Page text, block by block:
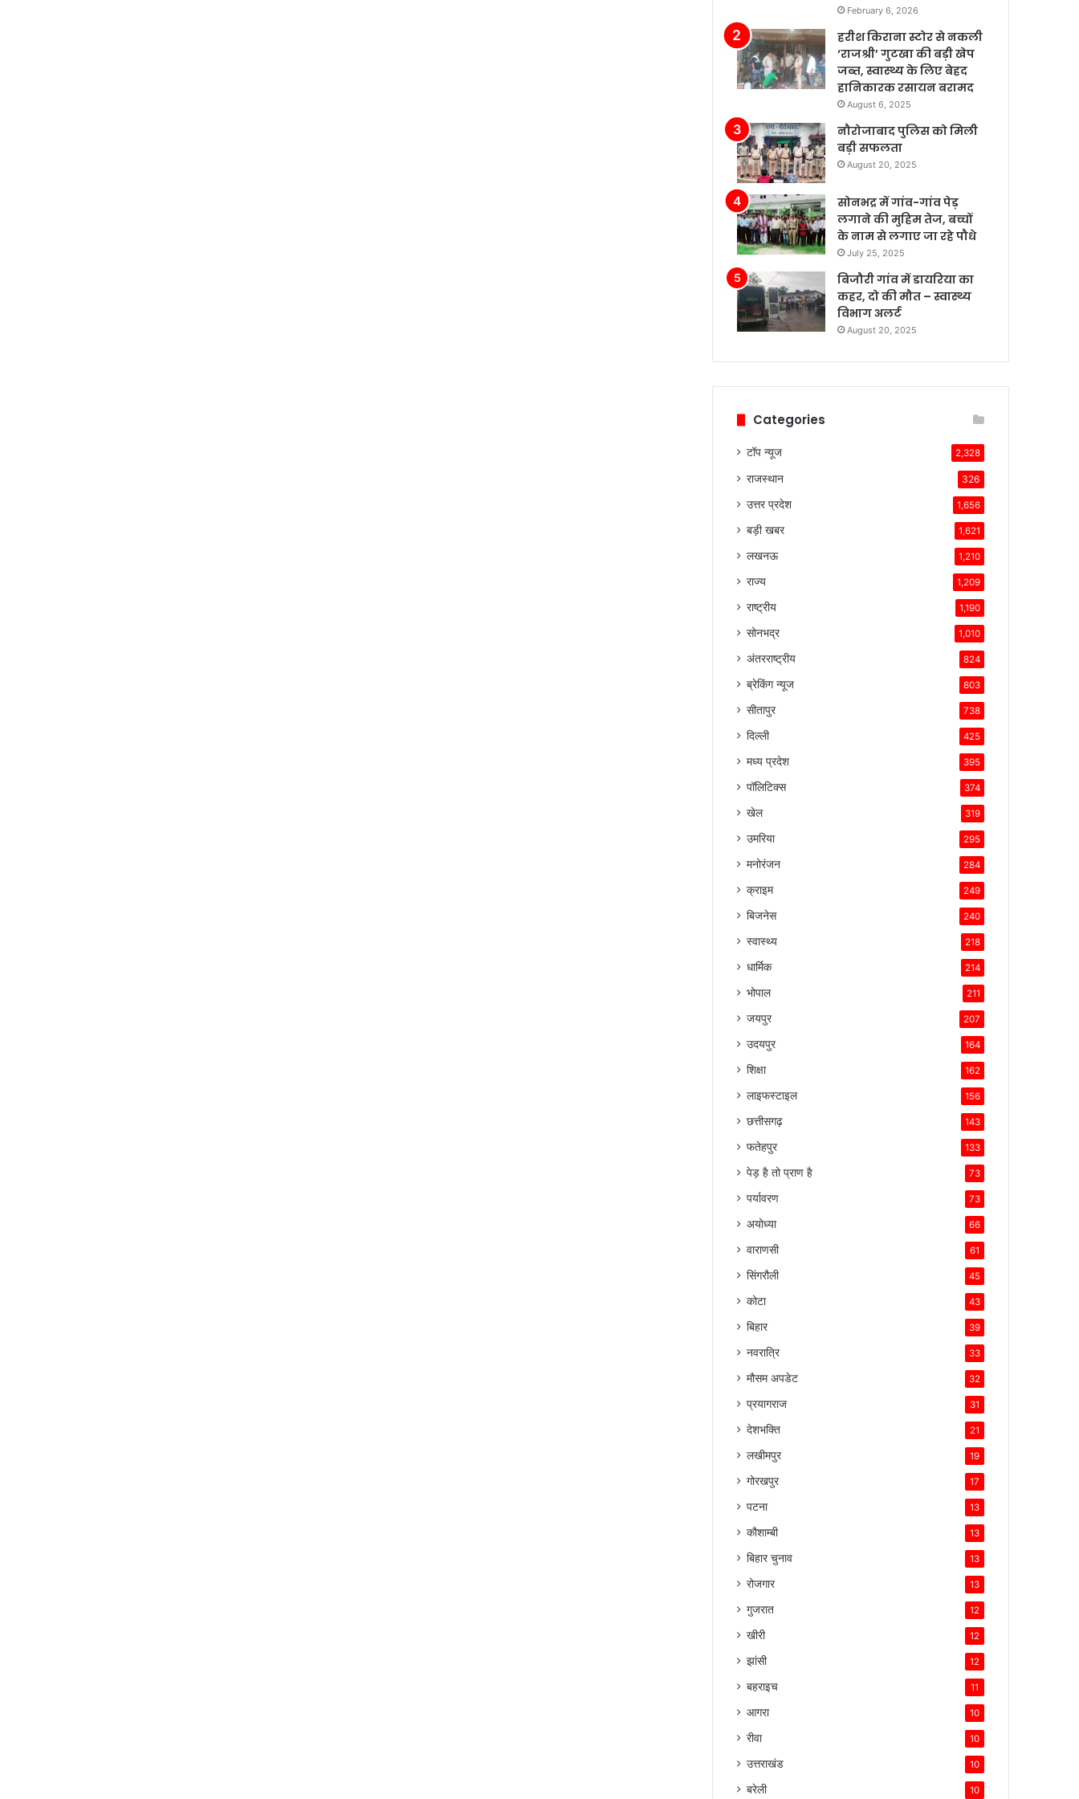
February 6, 2026
हरीश किराना स्टोर से नकली
‘राजश्री’ गुटखा की बड़ी खेप
जब्त, स्वास्थ्य के लिए बेहद
हानिकारक रसायन बरामद
August 6, 2025
नौरोजाबाद पुलिस को मिली
बड़ी सफलता
August 20, 2025
सोनभद्र में गांव-गांव पेड़
लगाने की मुहिम तेज, बच्चों
के नाम से लगाए जा रहे पौधे
July 25, 2025
बिजौरी गांव में डायरिया का
कहर, दो की मौत – स्वास्थ्य
विभाग अलर्ट
August 20, 2025
Categories
टॉप न्यूज 2,328
राजस्थान 326
उत्तर प्रदेश 1,656
बड़ी खबर 1,621
लखनऊ 1,210
राज्य 1,209
राष्ट्रीय 1,190
सोनभद्र 1,010
अंतरराष्ट्रीय 824
ब्रेकिंग न्यूज 803
सीतापुर 738
दिल्ली 425
मध्य प्रदेश 395
पॉलिटिक्स 374
खेल 319
उमरिया 295
मनोरंजन 284
क्राइम 249
बिजनेस 240
स्वास्थ्य 218
धार्मिक 214
भोपाल 211
जयपुर 207
उदयपुर 164
शिक्षा 162
लाइफस्टाइल 156
छत्तीसगढ़ 143
फतेहपुर 133
पेड़ है तो प्राण है 73
पर्यावरण 73
अयोध्या 66
वाराणसी 61
सिंगरौली 45
कोटा 43
बिहार 39
नवरात्रि 33
मौसम अपडेट 32
प्रयागराज 31
देशभक्ति 21
लखीमपुर 19
गोरखपुर 17
पटना 13
कौशाम्बी 13
बिहार चुनाव 13
रोजगार 13
गुजरात 12
खीरी 12
झांसी 12
बहराइच 11
आगरा 10
रीवा 10
उत्तराखंड 10
बरेली 10